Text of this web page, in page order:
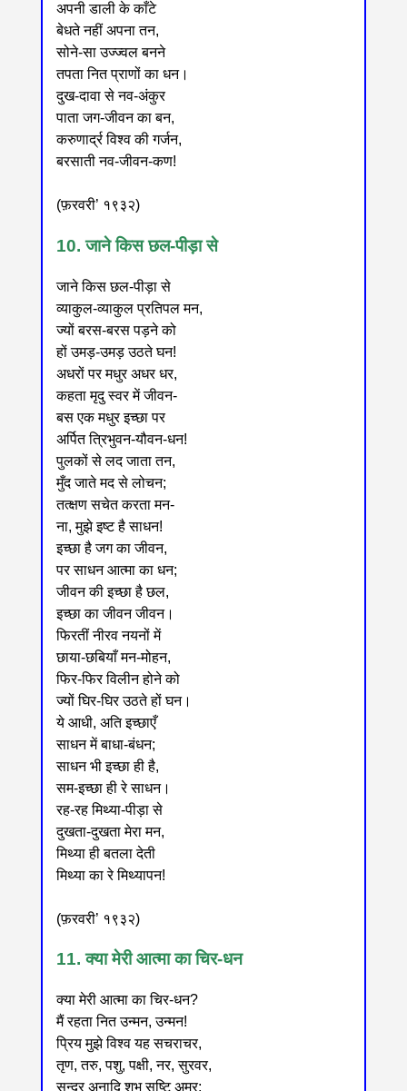
अपनी डाली के काँटे
बेधते नहीं अपना तन,
सोने-सा उज्ज्वल बनने
तपता नित प्राणों का धन।
दुख-दावा से नव-अंकुर
पाता जग-जीवन का बन,
करुणार्द्र विश्व की गर्जन,
बरसाती नव-जीवन-कण!
(फ़रवरी’ १९३२)
10. जाने किस छल-पीड़ा से
जाने किस छल-पीड़ा से
व्याकुल-व्याकुल प्रतिपल मन,
ज्यों बरस-बरस पड़ने को
हों उमड़-उमड़ उठते घन!
अधरों पर मधुर अधर धर,
कहता मृदु स्वर में जीवन-
बस एक मधुर इच्छा पर
अर्पित त्रिभुवन-यौवन-धन!
पुलकों से लद जाता तन,
मुँद जाते मद से लोचन;
तत्क्षण सचेत करता मन-
ना, मुझे इष्ट है साधन!
इच्छा है जग का जीवन,
पर साधन आत्मा का धन;
जीवन की इच्छा है छल,
इच्छा का जीवन जीवन।
फिरतीं नीरव नयनों में
छाया-छबियाँ मन-मोहन,
फिर-फिर विलीन होने को
ज्यों घिर-घिर उठते हों घन।
ये आधी, अति इच्छाएँ
साधन में बाधा-बंधन;
साधन भी इच्छा ही है,
सम-इच्छा ही रे साधन।
रह-रह मिथ्या-पीड़ा से
दुखता-दुखता मेरा मन,
मिथ्या ही बतला देती
मिथ्या का रे मिथ्यापन!
(फ़रवरी’ १९३२)
11. क्या मेरी आत्मा का चिर-धन
क्या मेरी आत्मा का चिर-धन?
मैं रहता नित उन्मन, उन्मन!
प्रिय मुझे विश्व यह सचराचर,
तृण, तरु, पशु, पक्षी, नर, सुरवर,
सुन्दर अनादि शुभ सृष्टि अमर;